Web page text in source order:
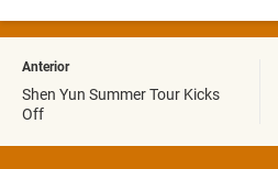
Anterior
Shen Yun Summer Tour Kicks
Off